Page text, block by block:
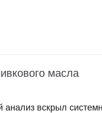
масла
анализ вскрыл